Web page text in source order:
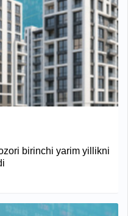
birinchi yarim yillikni